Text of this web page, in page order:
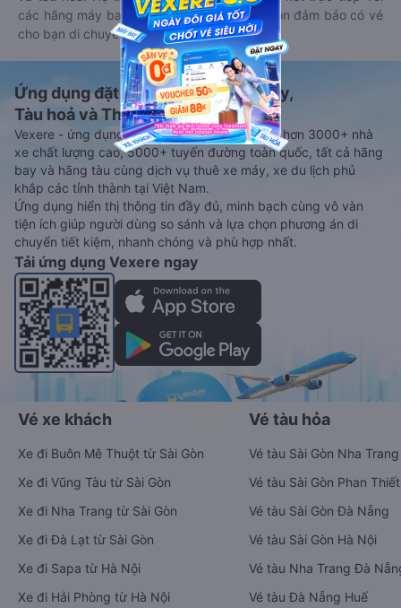
các hãng máy bay, xe khách và tàu hoả, luôn đảm bảo có vé
cho bạn di chuyển.
Ứng dụng đặt vé Xe khách, Máy bay,
Tàu hoả và Thuê xe
Vexere - ứng dụng đặt vé đa phương tiện với hơn 3000+ nhà
xe chất lượng cao, 5000+ tuyến đường toàn quốc, tất cả hãng
bay và hãng tàu cùng dịch vụ thuê xe máy, xe du lịch phủ
khắp các tỉnh thành tại Việt Nam.
Ứng dụng hiển thị thông tin đầy đủ, minh bạch cùng vô vàn
tiện ích giúp người dùng so sánh và lựa chọn phương án di
chuyển tiết kiệm, nhanh chóng và phù hợp nhất.
Tải ứng dụng Vexere ngay
Vé xe khách
Xe đi Buôn Mê Thuột từ Sài Gòn
Xe đi Vũng Tàu từ Sài Gòn
Xe đi Nha Trang từ Sài Gòn
Xe đi Đà Lạt từ Sài Gòn
Xe đi Sapa từ Hà Nội
Xe đi Hải Phòng từ Hà Nội
Vé tàu hỏa
Vé tàu Sài Gòn Nha Trang
Vé tàu Sài Gòn Phan Thiết
Vé tàu Sài Gòn Đà Nẵng
Vé tàu Sài Gòn Hà Nội
Vé tàu Nha Trang Đà
Vé tàu Đà Nẵng Huế